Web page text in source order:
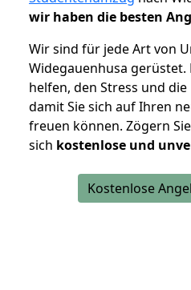
wir haben die besten
Wir sind für jede Art von
Widegauenhusa gerüstet.
helfen, den Stress und
damit Sie sich auf Ihren
freuen können. Zögern
sich kostenlose und
Kostenlose